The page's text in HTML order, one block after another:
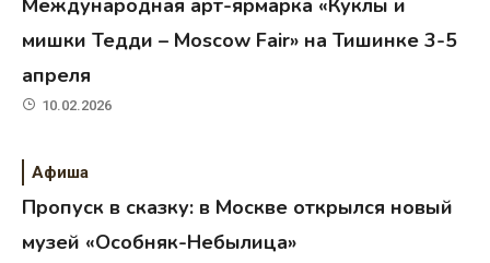
Международная арт-ярмарка «Куклы и
мишки Тедди – Moscow Fair» на Тишинке 3-5
апреля
10.02.2026
Афиша
Пропуск в сказку: в Москве открылся новый
музей «Особняк-Небылица»